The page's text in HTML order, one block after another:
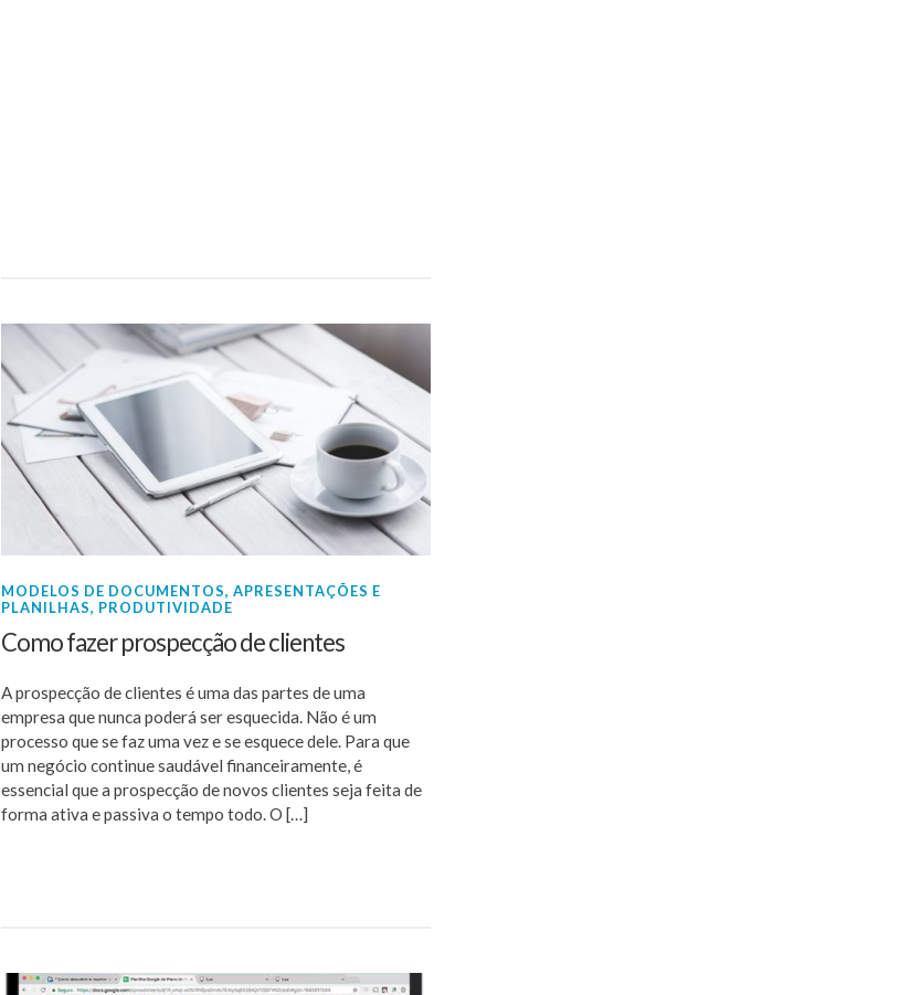
MODELOS DE DOCUMENTOS, APRESENTAÇÕES E
PLANILHAS, PRODUTIVIDADE
Como fazer prospecção de clientes
A prospecção de clientes é uma das partes de uma
empresa que nunca poderá ser esquecida. Não é um
processo que se faz uma vez e se esquece dele. Para que
um negócio continue saudável financeiramente, é
essencial que a prospecção de novos clientes seja feita de
forma ativa e passiva o tempo todo. O […]